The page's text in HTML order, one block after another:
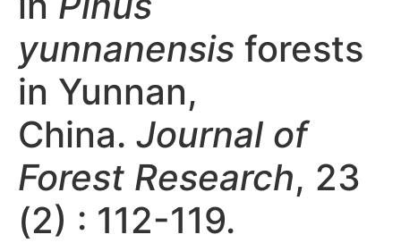
yunnanensis forests
in Yunnan,
China. Journal of
Forest Research, 23
(2) : 112-119.